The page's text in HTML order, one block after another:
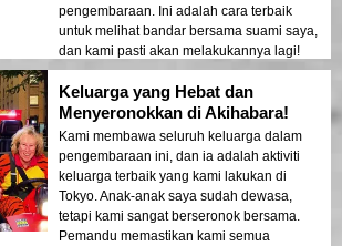
pengembaraan. Ini adalah cara terbaik
untuk melihat bandar bersama suami saya,
dan kami pasti akan melakukannya lagi!
Keluarga yang Hebat dan
Menyeronokkan di Akihabara!
Kami membawa seluruh keluarga dalam
pengembaraan ini, dan ia adalah aktiviti
keluarga terbaik yang kami lakukan di
Tokyo. Anak-anak saya sudah dewasa,
tetapi kami sangat berseronok bersama.
Pemandu memastikan kami semua